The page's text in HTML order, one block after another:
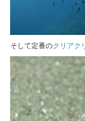
そして定番のクリアク